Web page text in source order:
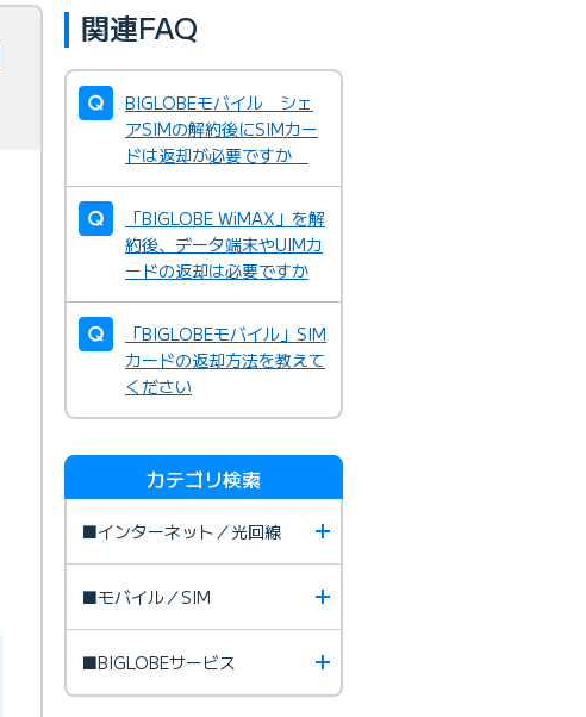
関連FAQ
BIGLOBEモバイル シェ
アSIMの解約後にSIMカー
ドは返却が必要ですか
「BIGLOBE WiMAX」を解
約後、データ端末やUIMカ
ードの返却は必要ですか
「BIGLOBEモバイル」SIM
カードの返却方法を教えて
ください
カテゴリ検索
■インターネット／光回線
■モバイル／SIM
■BIGLOBEサービス